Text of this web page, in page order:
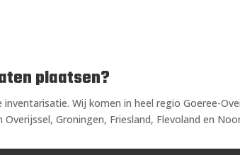
plaatsen?
Wij komen in heel regio Goeree-
Groningen, Friesland, Flevoland en